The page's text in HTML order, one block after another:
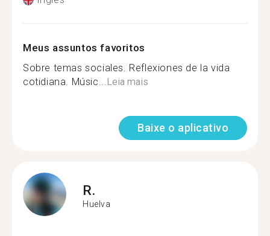
Meus assuntos favoritos
Sobre temas sociales. Reflexiones de la vida
cotidiana. Músic...Leia mais
Baixe o aplicativo
R.
Huelva